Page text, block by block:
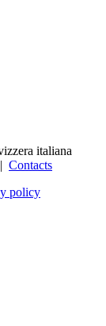
italiana
Contacts
policy